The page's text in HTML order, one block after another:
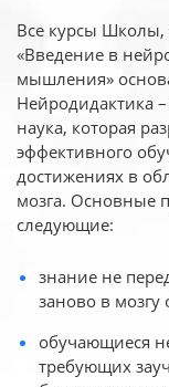
Все курсы Школы,
«Введение в
мышления»
Нейродидактика
наука, которая
эффективного
достижениях в
мозга. Основные
следующие:
знание не
заново в мозгу
обучающиеся
требующих